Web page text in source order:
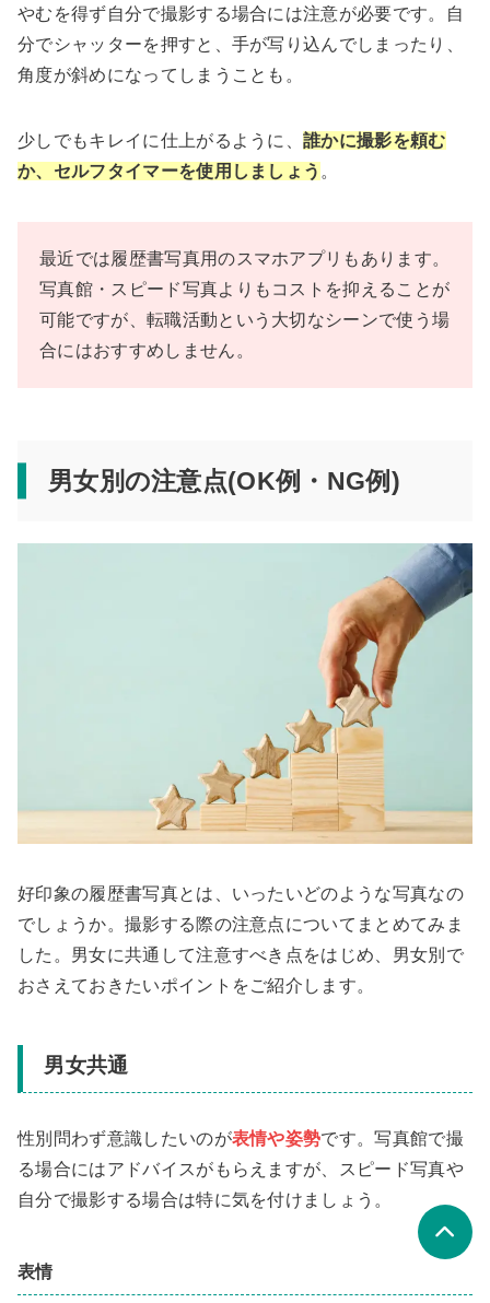
やむを得ず自分で撮影する場合には注意が必要です。自
分でシャッターを押すと、手が写り込んでしまったり、
角度が斜めになってしまうことも。
少しでもキレイに仕上がるように、誰かに撮影を頼む
か、セルフタイマーを使用しましょう 。
最近では履歴書写真用のスマホアプリもあります。
写真館・スピード写真よりもコストを抑えることが
可能ですが、転職活動という大切なシーンで使う場
合にはおすすめしません。
男女別の注意点(OK例・NG例)
好印象の履歴書写真とは、いったいどのような写真なの
でしょうか。撮影する際の注意点についてまとめてみま
した。男女に共通して注意すべき点をはじめ、男女別で
おさえておきたいポイントをご紹介します。
男女共通
性別問わず意識したいのが表情や姿勢です。写真館で撮
る場合にはアドバイスがもらえますが、スピード写真や
自分で撮影する場合は特に気を付けましょう。
表情